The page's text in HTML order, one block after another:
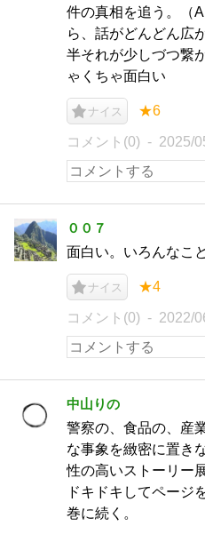
件の真相を追う。（
ら、話がどんどん広
半それが少しづつ繋
ゃくちゃ面白い
ナイス ★6
コメント(0) 2025/
００７
面白い。いろんなこ
ナイス ★4
コメント(0) 2022/
中山りの
警察の、食品の、産
な事象を緻密に置き
性の高いストーリー
ドキドキしてページ
巻に続く。